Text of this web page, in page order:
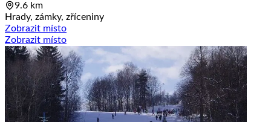
9.6 km
Hrady, zámky, zříceniny
Zobrazit místo
Zobrazit místo